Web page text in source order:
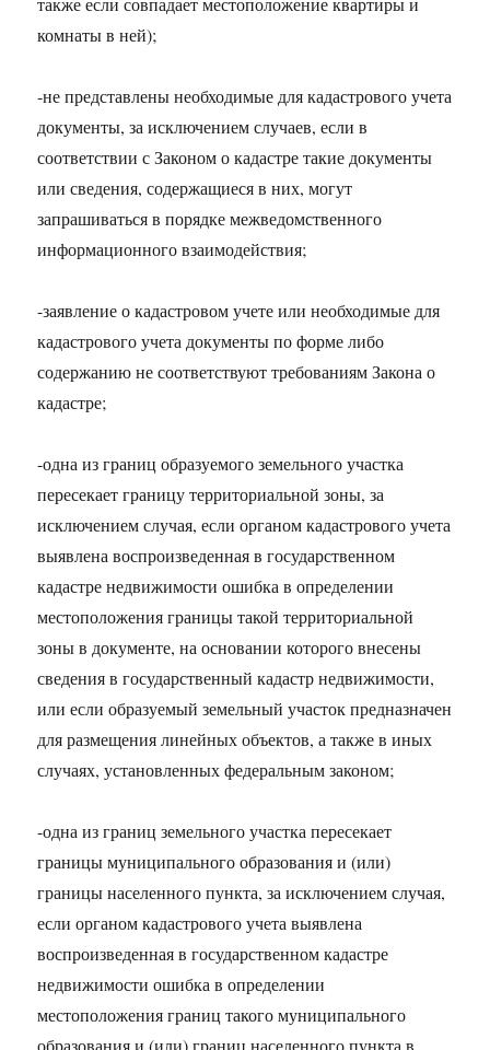
комнаты в ней);
-не представлены необходимые для кадастрового учета
документы, за исключением случаев, если в
соответствии с Законом о кадастре такие документы
или сведения, содержащиеся в них, могут
запрашиваться в порядке межведомственного
информационного взаимодействия;
-заявление о кадастровом учете или необходимые для
кадастрового учета документы по форме либо
содержанию не соответствуют требованиям Закона о
кадастре;
-одна из границ образуемого земельного участка
пересекает границу территориальной зоны, за
исключением случая, если органом кадастрового учета
выявлена воспроизведенная в государственном
кадастре недвижимости ошибка в определении
местоположения границы такой территориальной
зоны в документе, на основании которого внесены
сведения в государственный кадастр недвижимости,
или если образуемый земельный участок предназначен
для размещения линейных объектов, а также в иных
случаях, установленных федеральным законом;
-одна из границ земельного участка пересекает
границы муниципального образования и (или)
границы населенного пункта, за исключением случая,
если органом кадастрового учета выявлена
воспроизведенная в государственном кадастре
недвижимости ошибка в определении
местоположения границ такого муниципального
образования и (или) границ населенного пункта в